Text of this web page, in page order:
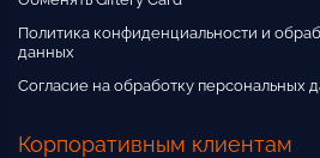
Политика конфиденциальности и
данных
Согласие на обработку персональных
Корпоративным клиентам